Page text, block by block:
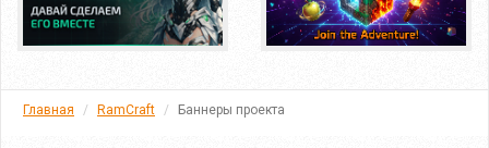
Главная RamCraft Баннеры проекта